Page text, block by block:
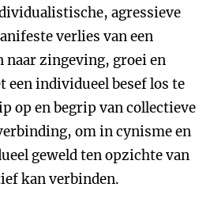
agressieve
verlies van een
naar zingeving, groei en
een individueel besef los te
op en begrip van collectieve
om in cynisme en
geweld ten opzichte van
kan verbinden.